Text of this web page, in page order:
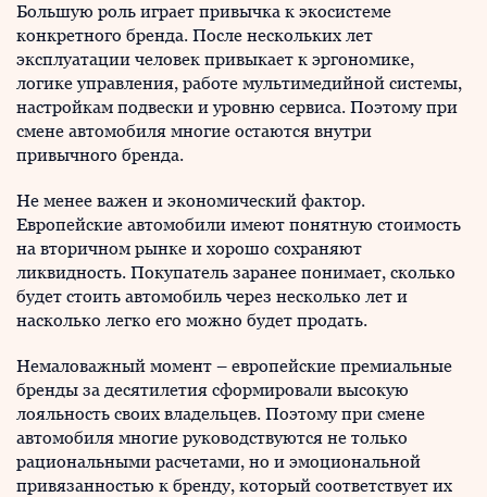
Большую роль играет привычка к экосистеме
конкретного бренда. После нескольких лет
эксплуатации человек привыкает к эргономике,
логике управления, работе мультимедийной системы,
настройкам подвески и уровню сервиса. Поэтому при
смене автомобиля многие остаются внутри
привычного бренда.
Не менее важен и экономический фактор.
Европейские автомобили имеют понятную стоимость
на вторичном рынке и хорошо сохраняют
ликвидность. Покупатель заранее понимает, сколько
будет стоить автомобиль через несколько лет и
насколько легко его можно будет продать.
Немаловажный момент – европейские премиальные
бренды за десятилетия сформировали высокую
лояльность своих владельцев. Поэтому при смене
автомобиля многие руководствуются не только
рациональными расчетами, но и эмоциональной
привязанностью к бренду, который соответствует их